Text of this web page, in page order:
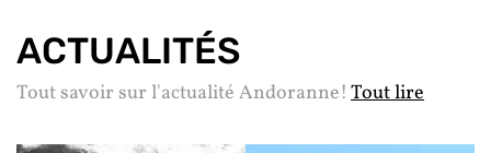
ACTUALITÉS
Tout savoir sur l'actualité Andoranne! Tout lire